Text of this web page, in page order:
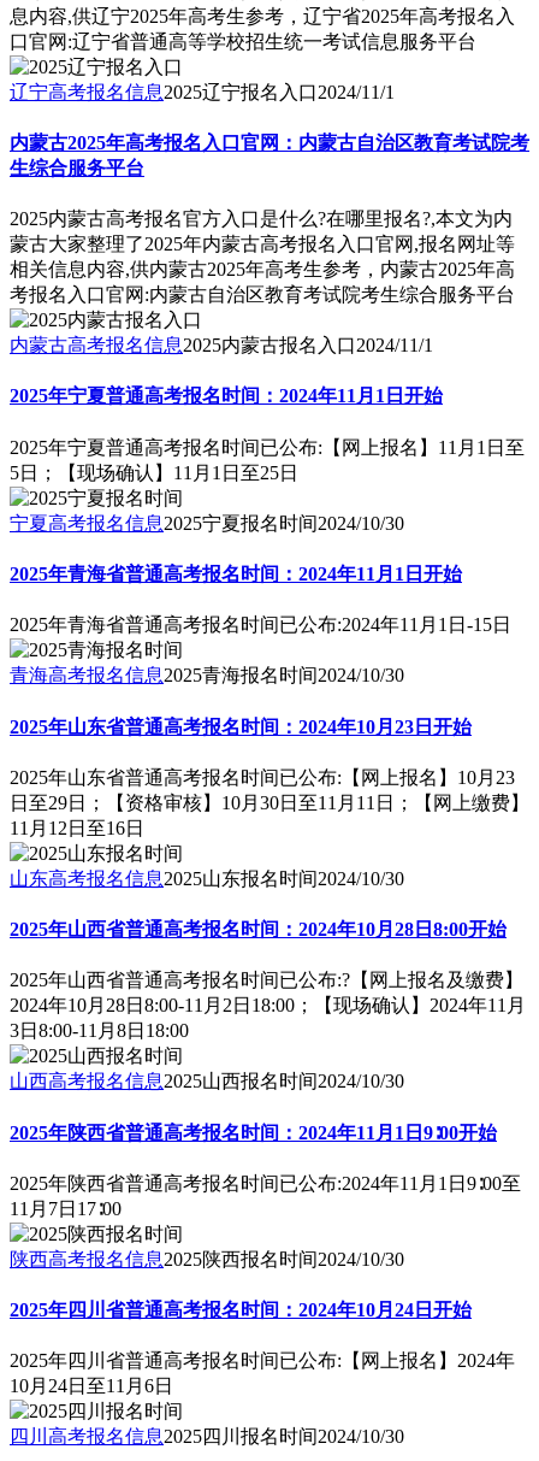
息内容,供辽宁2025年高考生参考，辽宁省2025年高考报名入
口官网:辽宁省普通高等学校招生统一考试信息服务平台
辽宁高考报名信息2025辽宁报名入口2024/11/1
内蒙古2025年高考报名入口官网：内蒙古自治区教育考试院考
生综合服务平台
2025内蒙古高考报名官方入口是什么?在哪里报名?,本文为内
蒙古大家整理了2025年内蒙古高考报名入口官网,报名网址等
相关信息内容,供内蒙古2025年高考生参考，内蒙古2025年高
考报名入口官网:内蒙古自治区教育考试院考生综合服务平台
内蒙古高考报名信息2025内蒙古报名入口2024/11/1
2025年宁夏普通高考报名时间：2024年11月1日开始
2025年宁夏普通高考报名时间已公布:【网上报名】11月1日至
5日；【现场确认】11月1日至25日
宁夏高考报名信息2025宁夏报名时间2024/10/30
2025年青海省普通高考报名时间：2024年11月1日开始
2025年青海省普通高考报名时间已公布:2024年11月1日-15日
青海高考报名信息2025青海报名时间2024/10/30
2025年山东省普通高考报名时间：2024年10月23日开始
2025年山东省普通高考报名时间已公布:【网上报名】10月23
日至29日；【资格审核】10月30日至11月11日；【网上缴费】
11月12日至16日
山东高考报名信息2025山东报名时间2024/10/30
2025年山西省普通高考报名时间：2024年10月28日8:00开始
2025年山西省普通高考报名时间已公布:?【网上报名及缴费】
2024年10月28日8:00-11月2日18:00；【现场确认】2024年11月
3日8:00-11月8日18:00
山西高考报名信息2025山西报名时间2024/10/30
2025年陕西省普通高考报名时间：2024年11月1日9∶00开始
2025年陕西省普通高考报名时间已公布:2024年11月1日9∶00至
11月7日17∶00
陕西高考报名信息2025陕西报名时间2024/10/30
2025年四川省普通高考报名时间：2024年10月24日开始
2025年四川省普通高考报名时间已公布:【网上报名】2024年
10月24日至11月6日
四川高考报名信息2025四川报名时间2024/10/30